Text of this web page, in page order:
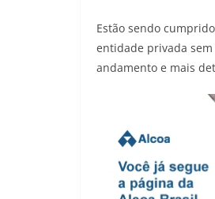
Estão sendo
entidade privada sem
andamento e mais